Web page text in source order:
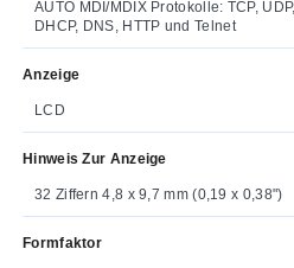
AUTO MDI/MDIX Protokolle: TCP, UDP, SNMP, SMTP, NTP, ARP, ICMP,
DHCP, DNS, HTTP und Telnet
Anzeige
LCD
Hinweis Zur Anzeige
32 Ziffern 4,8 x 9,7 mm (0,19 x 0,38")
Formfaktor